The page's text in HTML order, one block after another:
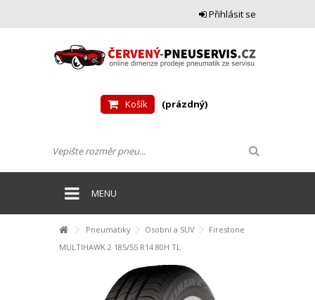
Přihlásit se
Košík (prázdný)
MENU
Pneumatiky Osobní a SUV
Firestone
MULTIHAWK 2 185/55 R14 80H TL